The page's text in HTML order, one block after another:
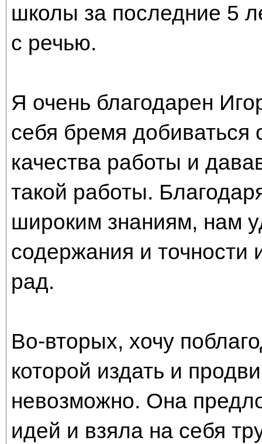
школы за последние 5
с речью.
Я очень благодарен
себя бремя добиваться
качества работы и
такой работы.
широким знаниям, нам
содержания и точности
рад.
Во-вторых, хочу
которой издать и
невозможно. Она
идей и взяла на себя